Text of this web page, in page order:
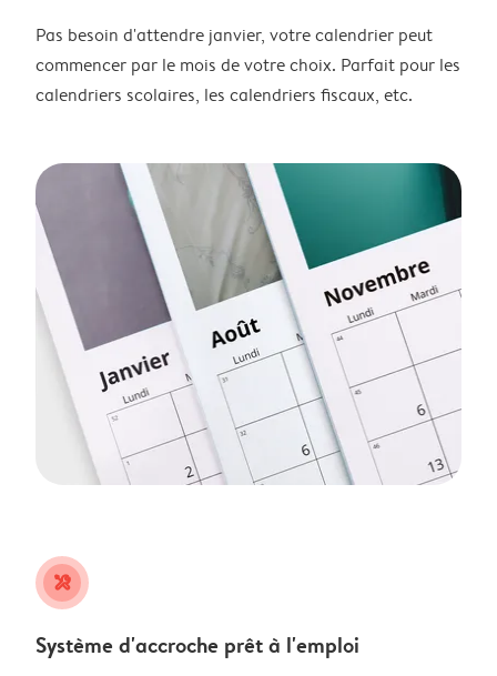
Pas besoin d'attendre janvier, votre calendrier peut
commencer par le mois de votre choix. Parfait pour les
calendriers scolaires, les calendriers fiscaux, etc.
tools
Système d'accroche prêt à l'emploi